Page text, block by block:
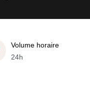
Volume horaire
24h